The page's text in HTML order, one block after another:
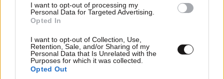
I want to opt-out of processing my
Personal Data for Targeted Advertising.
Opted In
I want to opt-out of Collection, Use,
Retention, Sale, and/or Sharing of my
Personal Data that Is Unrelated with the
Purposes for which it was collected.
Opted Out
LIFESTYLE06·08·2026 16:11
Βλαδίμηρος Κυριακίδης: «Δεν πιστεύω στον
Θεό, είναι δημιούργημα του ανθρώπου»